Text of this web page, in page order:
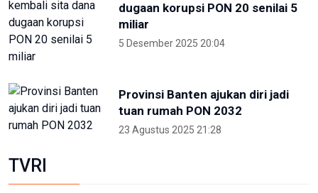
dugaan korupsi PON 20 senilai 5
miliar
5 Desember 2025 20:04
Provinsi Banten ajukan diri jadi
tuan rumah PON 2032
23 Agustus 2025 21:28
TVRI